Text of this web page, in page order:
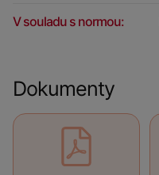
V souladu s normou:
Dokumenty